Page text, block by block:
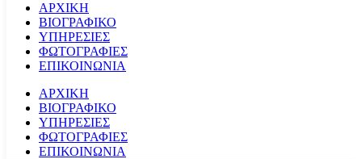
ΑΡΧΙΚΗ
ΒΙΟΓΡΑΦΙΚΟ
ΥΠΗΡΕΣΙΕΣ
ΦΩΤΟΓΡΑΦΙΕΣ
ΕΠΙΚΟΙΝΩΝΙΑ
ΑΡΧΙΚΗ
ΒΙΟΓΡΑΦΙΚΟ
ΥΠΗΡΕΣΙΕΣ
ΦΩΤΟΓΡΑΦΙΕΣ
ΕΠΙΚΟΙΝΩΝΙΑ